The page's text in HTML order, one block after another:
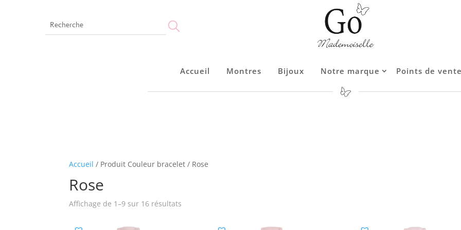
Accueil Montres Bijoux Notre marque Points de vente
Accueil Montres Bijoux Notre marque Points de vente
Accueil / Produit Couleur bracelet / Rose
Rose
Affichage de 1–9 sur 16 résultats